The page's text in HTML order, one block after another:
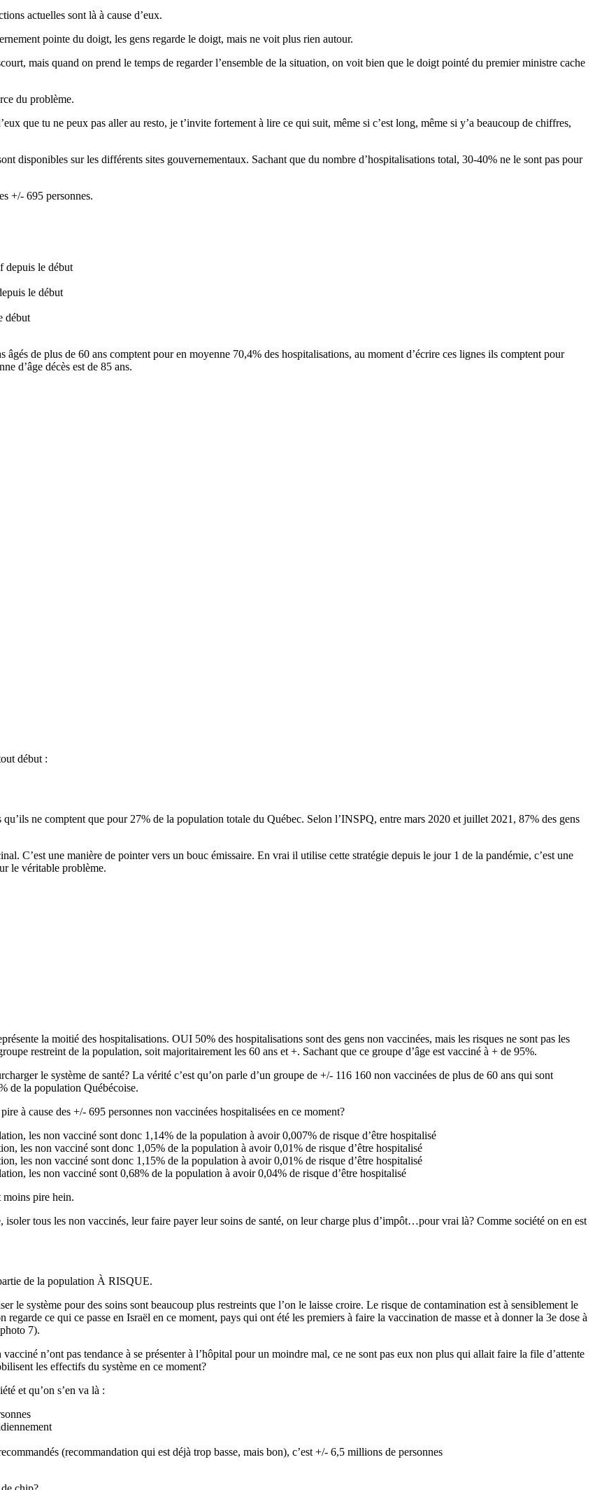
actuelles sont là à cause d’eux.
pointe du doigt, les gens regarde le doigt, mais ne voit plus rien autour.
mais quand on prend le temps de regarder l’ensemble de la situation, on voit bien que le doigt pointé du premier ministre cache
du problème.
que tu ne peux pas aller au resto, je t’invite fortement à lire ce qui suit, même si c’est long, même si y’a beaucoup de chiffres,
disponibles sur les différents sites gouvernementaux. Sachant que du nombre d’hospitalisations total, 30-40% ne le sont pas pour
+/- 695 personnes.
depuis le début
le début
début
âgés de plus de 60 ans comptent pour en moyenne 70,4% des hospitalisations, au moment d’écrire ces lignes ils comptent pour
d’âge décès est de 85 ans.
début :
ne comptent que pour 27% de la population totale du Québec. Selon l’INSPQ, entre mars 2020 et juillet 2021, 87% des gens
C’est une manière de pointer vers un bouc émissaire. En vrai il utilise cette stratégie depuis le jour 1 de la pandémie, c’est une
le véritable problème.
la moitié des hospitalisations. OUI 50% des hospitalisations sont des gens non vaccinées, mais les risques ne sont pas les
restreint de la population, soit majoritairement les 60 ans et +. Sachant que ce groupe d’âge est vacciné à + de 95%.
le système de santé? La vérité c’est qu’on parle d’un groupe de +/- 116 160 non vaccinées de plus de 60 ans qui sont
de la population Québécoise.
à cause des +/- 695 personnes non vaccinées hospitalisées en ce moment?
les non vacciné sont donc 1,14% de la population à avoir 0,007% de risque d’être hospitalisé
les non vacciné sont donc 1,05% de la population à avoir 0,01% de risque d’être hospitalisé
les non vacciné sont donc 1,15% de la population à avoir 0,01% de risque d’être hospitalisé
les non vacciné sont 0,68% de la population à avoir 0,04% de risque d’être hospitalisé
moins pire hein.
isoler tous les non vaccinés, leur faire payer leur soins de santé, on leur charge plus d’impôt…pour vrai là? Comme société on en est
de la population À RISQUE.
le système pour des soins sont beaucoup plus restreints que l’on le laisse croire. Le risque de contamination est à sensiblement le
ce qui ce passe en Israël en ce moment, pays qui ont été les premiers à faire la vaccination de masse et à donner la 3e dose à
7).
n’ont pas tendance à se présenter à l’hôpital pour un moindre mal, ce ne sont pas eux non plus qui allait faire la file d’attente
les effectifs du système en ce moment?
et qu’on s’en va là :
(recommandation qui est déjà trop basse, mais bon), c’est +/- 6,5 millions de personnes